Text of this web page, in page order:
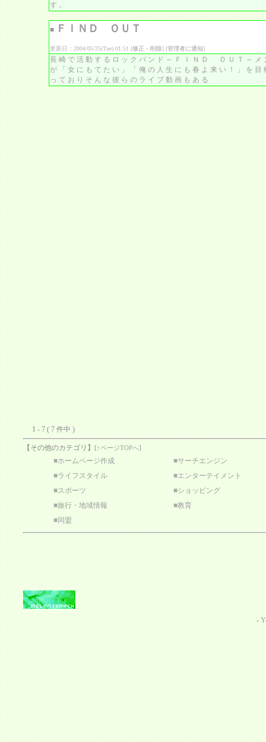
す。
■ ＦＩＮＤ ＯＵＴ
更新日：2004/05/25(Tue) 01:51 [修正・削除] [管理者に通知]
長崎で活動するロックバンド～ＦＩＮＤ ＯＵＴ～メ
が「女にもてたい」「俺の人生にも春よ来い！」を
っておりそんな彼らのライブ動画もある
1 - 7 ( 7 件中 )
【その他のカテゴリ】[↑ページTOPへ]
■ホームページ作成 ■サーチエンジン
■ライフスタイル ■エンターテイメント
■スポーツ ■ショッピング
■旅行・地域情報 ■教育
■同盟
-